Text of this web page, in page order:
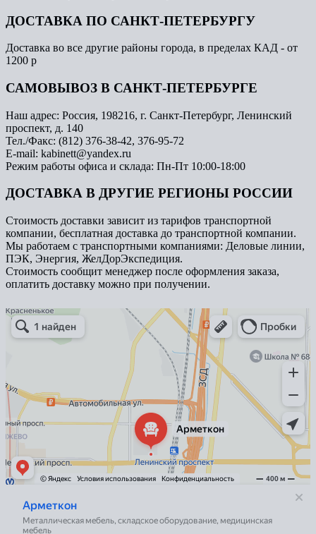
ДОСТАВКА ПО САНКТ-ПЕТЕРБУРГУ
Доставка во все другие районы города, в пределах КАД - от
1200 р
САМОВЫВОЗ В САНКТ-ПЕТЕРБУРГЕ
Наш адрес: Россия, 198216, г. Санкт-Петербург, Ленинский
проспект, д. 140
Тел./Факс: (812) 376-38-42, 376-95-72
E-mail: kabinett@yandex.ru
Режим работы офиса и склада: Пн-Пт 10:00-18:00
ДОСТАВКА В ДРУГИЕ РЕГИОНЫ РОССИИ
Стоимость доставки зависит из тарифов транспортной
компании, бесплатная доставка до транспортной компании.
Мы работаем с транспортными компаниями: Деловые линии,
ПЭК, Энергия, ЖелДорЭкспедиция.
Стоимость сообщит менеджер после оформления заказа,
оплатить доставку можно при получении.
Арметкон
Металлическая мебель в Санкт‑Петербурге
Торговое оборудование в Санкт‑Петербурге